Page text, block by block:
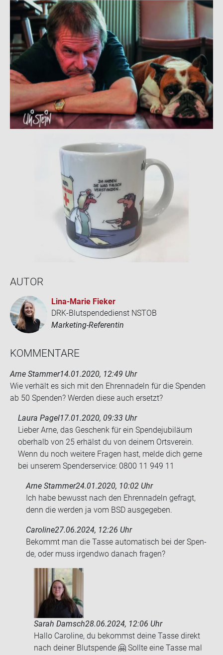
AUTOR
Lina-​Marie Fie­ker
DRK-Blutspendedienst NSTOB
Marketing-Referentin
KOM­MEN­TA­RE
Arne Stammer14.01.2020, 12:49 Uhr
Wie ver­hält es sich mit den Eh­ren­na­deln für die Spen­den
ab 50 Spen­den? Wer­den diese auch er­setzt?
Laura Pagel17.01.2020, 09:33 Uhr
Lieber Arne, das Geschenk für ein Spendejubiläum
oberhalb von 25 erhälst du von deinem Ortsverein.
Wenn du noch weitere Fragen hast, melde dich gerne
bei unserem Spenderservice: 0800 11 949 11
Arne Stammer24.01.2020, 10:02 Uhr
Ich habe be­wusst nach den Eh­ren­na­deln ge­fragt,
denn die wer­den ja vom BSD aus­ge­ge­ben.
Caroline27.06.2024, 12:26 Uhr
Be­kommt man die Tasse au­to­ma­tisch bei der Spen­
de, oder muss ir­gend­wo da­nach fra­gen?
Sarah Damsch28.06.2024, 12:06 Uhr
Hallo Caroline, du bekommst deine Tasse direkt
nach deiner Blutspende 🤗 Sollte eine Tasse mal